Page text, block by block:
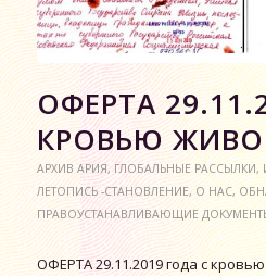
ОФЕРТА
КРОВЬЮ
АРХИВ АРИЯ,ГЛОБАЛЬНЫЕ РАССЫЛКИ,
ЛЕТОПИСЬ -СТАНОВЛЕНИЕ,О НАС,
ПРАВОУСТАНАВЛИВАЮЩИЕ
ОФЕРТА 29.11.2019 года с